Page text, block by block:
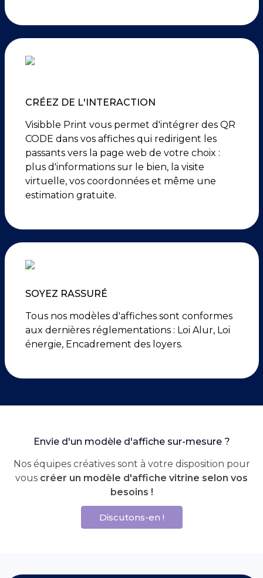
CRÉEZ DE L'INTERACTION
Visibble Print vous permet d'intégrer des QR
CODE dans vos affiches qui redirigent les
passants vers la page web de votre choix :
plus d'informations sur le bien, la visite
virtuelle, vos coordonnées et même une
estimation gratuite.
SOYEZ RASSURÉ
Tous nos modèles d'affiches sont conformes
aux dernières réglementations : Loi Alur, Loi
énergie, Encadrement des loyers.
Envie d'un modèle d'affiche sur-mesure ?
Nos équipes créatives sont à votre disposition pour
vous créer un modèle d'affiche vitrine selon vos
besoins !
Discutons-en !